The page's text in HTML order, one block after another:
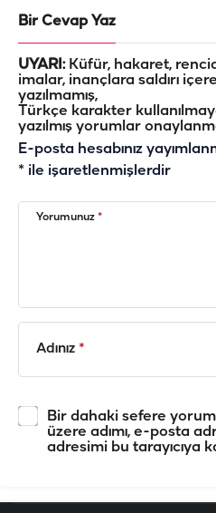
Bir Cevap Yaz
UYARI:Küfür, hakaret,
imalar, inançlara saldırı
yazılmamış,
Türkçe karakter
yazılmış yorumlar
E-posta hesabınız
* ile işaretlenmişlerdir
Yorumunuz *
Adınız *
Bir dahaki sefere yorum
üzere adımı, e-posta
adresimi bu tarayıcıya